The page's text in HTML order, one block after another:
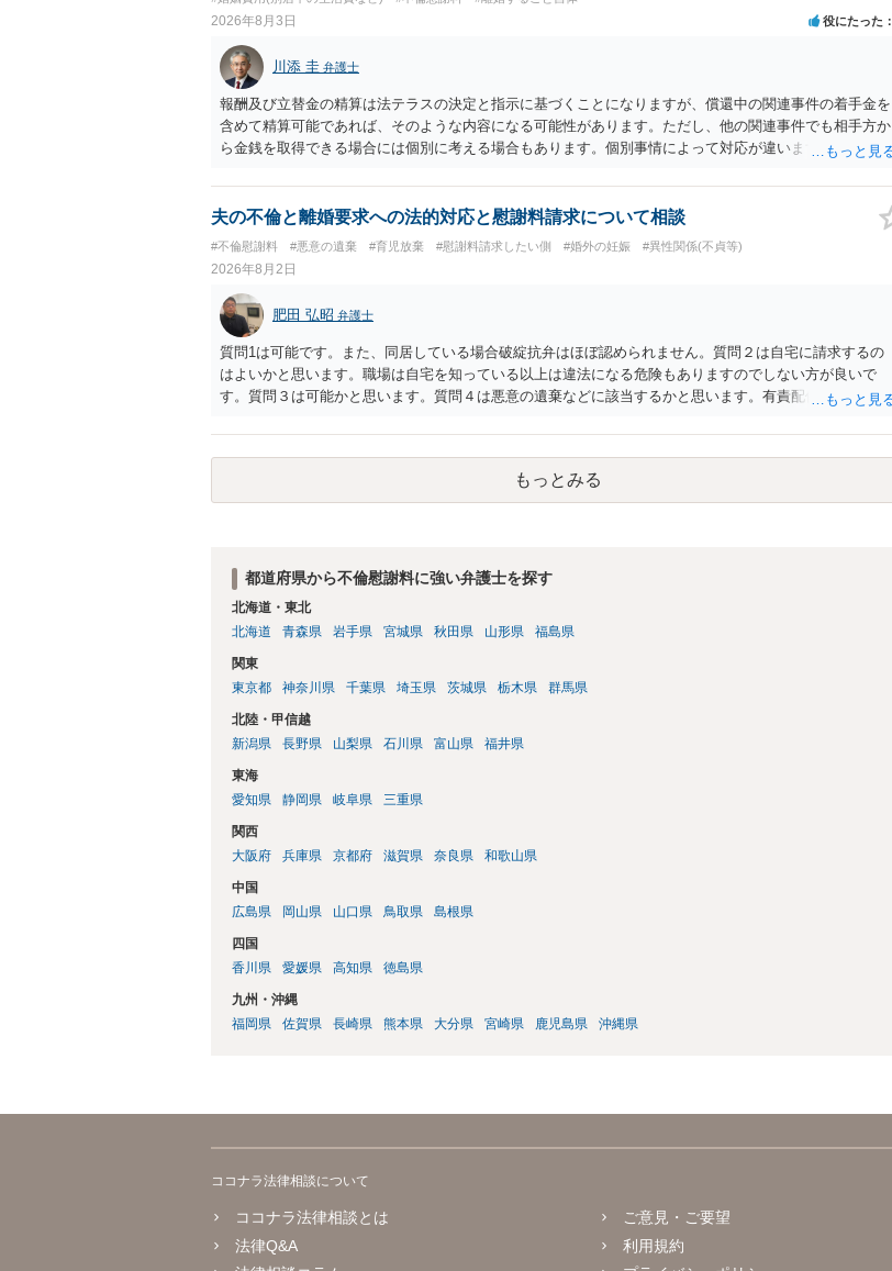
とが前提であり，その価値と夫との関係との均衡のように思います。 ③行政書士に委任をしているのであ
れば，どのような内容の委任なのか不明ですが，その行政書士との協議になると思います。請求するか，
訴訟にするか，その点の見極めや，相手方は性交類似行為は認めているのか，それさえも否定しているの
かによって，考え方・進め方は変わってくると思います。 ④性交類似行為を認めているにもかかわらず支
払を拒否するのであれば，本人（行政書士でも同じだと思います。）への対応ではあまり変わらないよう
に思います。減額で折り合えるなら本人様の交渉でもよいように思いますが，ゼロかどうかの観点であれ
ば，訴訟に進むしかなくなるようにも思います。そうしますと，お近くの弁護士に相談して進めることを
2026年8月3日 役にたった
川添 圭 弁護士
報酬及び立替金の精算は法テラスの決定と指示に基づくことになりますが、償還中の関連事件の着手金を
含めて精算可能であれば、そのような内容になる可能性があります。ただし、他の関連事件でも相手方か
ら金銭を取得できる場合には個別に考える場合もあります。個別事情によって対応が違いますので、法テ
夫の不倫と離婚要求への法的対応と慰謝料請求について相談
#不倫慰謝料 #悪意の遺棄 #育児放棄 #慰謝料請求したい側 #婚外の妊娠 #異性関係(不貞等)
2026年8月2日
肥田 弘昭 弁護士
質問1は可能です。また、同居している場合破綻抗弁はほぼ認められません。質問２は自宅に請求するの
はよいかと思います。職場は自宅を知っている以上は違法になる危険もありますのでしない方が良いで
す。質問３は可能かと思います。質問４は悪意の遺棄などに該当するかと思います。有責配偶者ですので
い、相続権が発生します。合意があれば法的に可能ですが法律で強制することはできません。質問６は可
能です。質問７は不貞行為の写真データ（ハメ撮り）、第三者撮影の腕組み写真、夫の自白録音まである
のであれば十分かと思います。ご参考にしてください。
もっとみる
都道府県から不倫慰謝料に強い弁護士を探す
北海道・東北
北海道
青森県 岩手県 宮城県 秋田県 山形県 福島県
関東
東京都
神奈川県 千葉県 埼玉県 茨城県 栃木県 群馬県
北陸・甲信越
新潟県
長野県 山梨県 石川県 富山県 福井県
東海
愛知県
静岡県 岐阜県 三重県
関西
大阪府
兵庫県 京都府 滋賀県 奈良県 和歌山県
中国
広島県
岡山県 山口県 鳥取県 島根県
四国
香川県
愛媛県 高知県 徳島県
九州・沖縄
福岡県
佐賀県 長崎県 熊本県 大分県 宮崎県 鹿児島県 沖縄県
ココナラ法律相談について
ココナラ法律相談とは
法律Q&A
ご意見・ご要望
利用規約